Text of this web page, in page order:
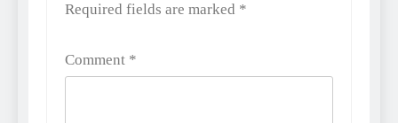
Required fields are marked *
Comment *